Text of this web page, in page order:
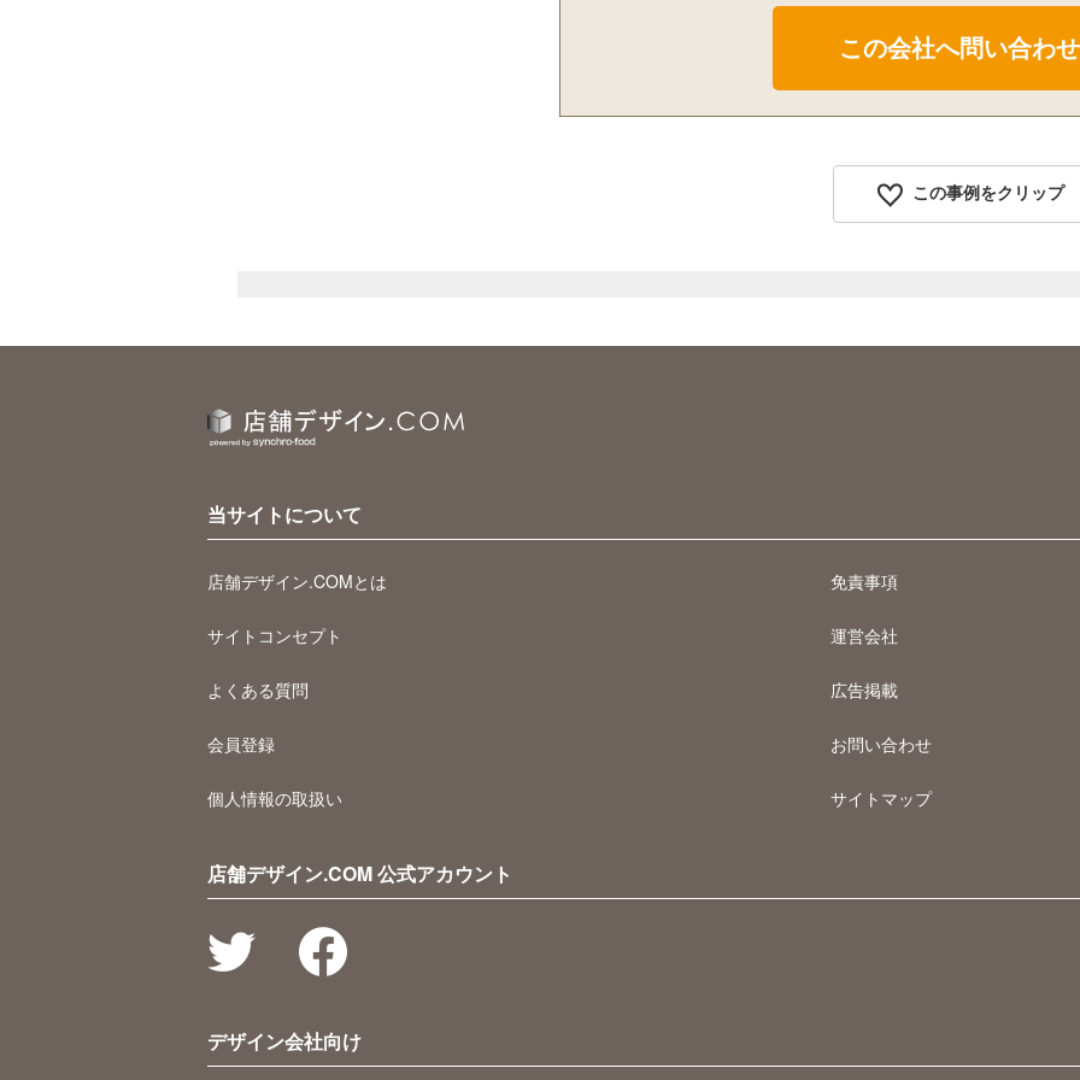
この事例をクリップ
当サイトについて
店舗デザイン.COMとは
サイトコンセプト
よくある質問
会員登録
個人情報の取扱い
免責事項
運営会社
広告掲載
お問い合わせ
サイトマップ
店舗デザイン.COM 公式アカウント
デザイン会社向け